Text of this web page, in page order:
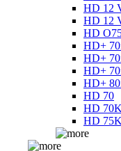
HD 12
HD 12
HD
HD+
HD+
HD+
HD+
HD 70
HD 70K
HD 75K